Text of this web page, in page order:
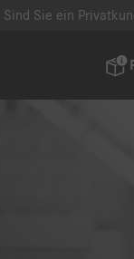
Sind Sie ein